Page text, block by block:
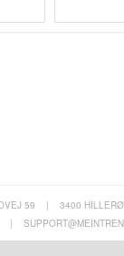
59 | 3400
|